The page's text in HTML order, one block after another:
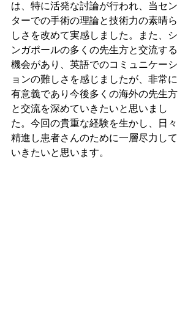
は、特に活発な討論が行われ、当セン
ターでの手術の理論と技術力の素晴ら
しさを改めて実感しました。また、シ
ンガポールの多くの先生方と交流する
機会があり、英語でのコミュニケーシ
ョンの難しさを感じましたが、非常に
有意義であり今後多くの海外の先生方
と交流を深めていきたいと思いまし
た。今回の貴重な経験を生かし、日々
精進し患者さんのために一層尽力して
いきたいと思います。